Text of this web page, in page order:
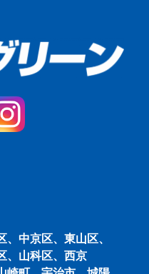
中京区、東山区、
、山科区、西京